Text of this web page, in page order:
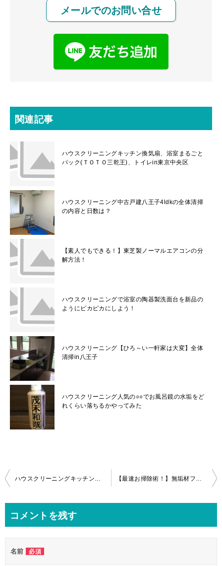
メールでのお問い合せ
関連記事
ハウスクリーニングキッチン換気扇、浴室まるごと
パック(ＴＯＴＯ三乾王)、トイレin東京中央区
ハウスクリーニング中古戸建八王子4ldkの全体清掃
の内容と日数は？
【素人でもできる！】東芝製ノーマルエアコンの分
解方法！
ハウスクリーニングで浴室の陶器製洗面台を新品の
ようにピカピカにしよう！
ハウスクリーニング【ひろ～い一軒家は大変】全体
清掃in八王子
ハウスクリーニング人気の○○でお風呂鏡の水垢をど
れくらい落ちるかやってみた
投
ビ
ー
コメントを残す
名前 必須